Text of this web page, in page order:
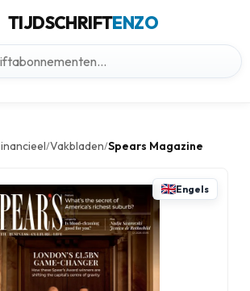
TIJDSCHRIFTENZO
/Vakbladen/Spears Magazine
Engels